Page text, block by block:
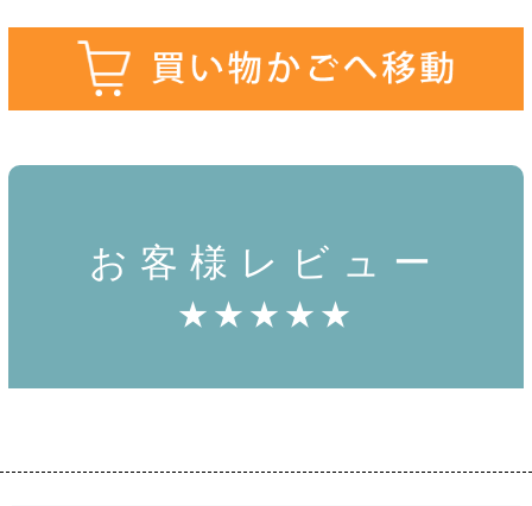
お客様レビュー
★★★★★